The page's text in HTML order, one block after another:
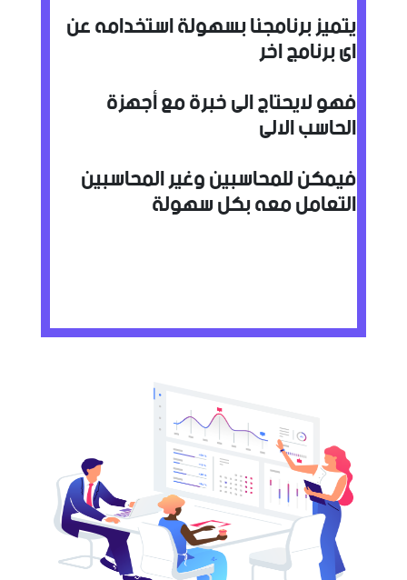
يتميز برنامجنا بسهولة استخدامه عن
اى برنامج اخر
فهو لايحتاج الى خبرة مع أجهزة
الحاسب الالى
فيمكن للمحاسبين وغير المحاسبين
التعامل معه بكل سهولة